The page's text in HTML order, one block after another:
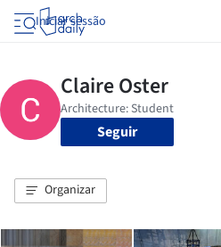
Iniciar sessão
Seguir
Organizar